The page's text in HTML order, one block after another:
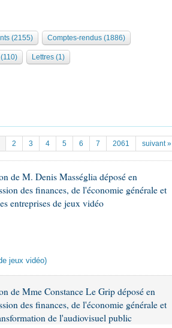
(2155) Comptes-rendus (1886)
Lettres (1)
2 3 4 5 6 7 2061 suivant »
de M. Denis Masséglia déposé en
des finances, de l'économie générale et
entreprises de jeux vidéo
jeux vidéo)
de Mme Constance Le Grip déposé en
des finances, de l'économie générale et
de l'audiovisuel public